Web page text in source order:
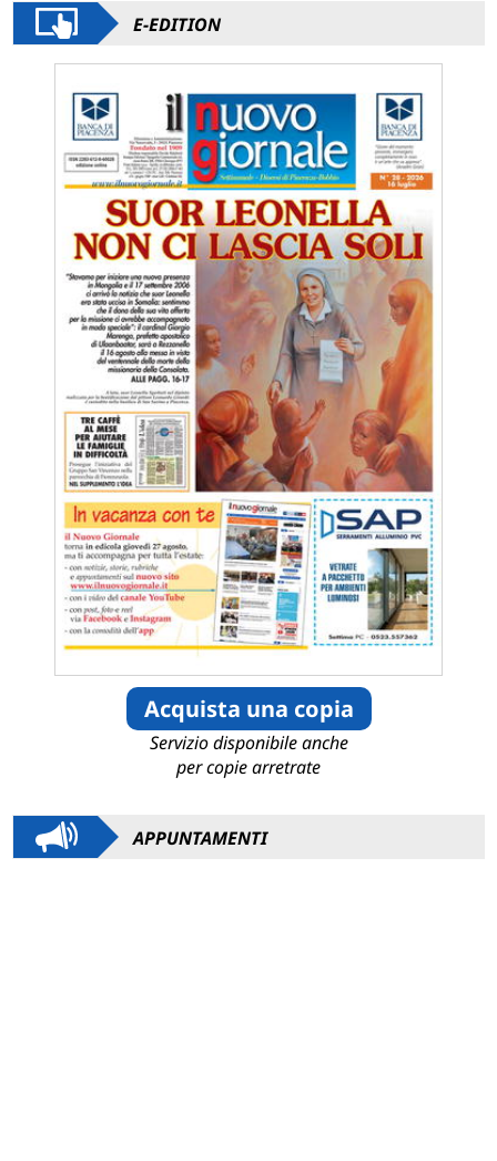
E-EDITION
Acquista una copia
Servizio disponibile anche
per copie arretrate
APPUNTAMENTI